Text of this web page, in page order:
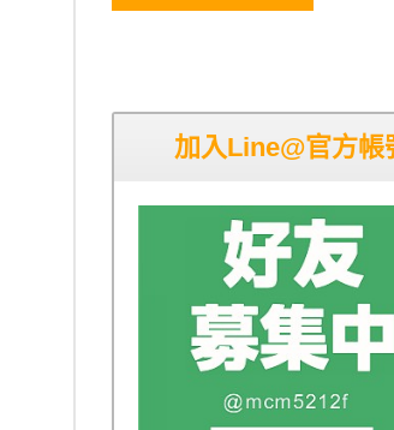
加入Line@官方帳